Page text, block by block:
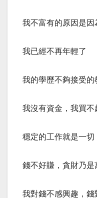
我不富有的原因是因
我已經不再年輕了
我的學歷不夠接受的
我沒有資金，我買不
穩定的工作就是一切
錢不好賺，貪財乃是
我對錢不感興趣，